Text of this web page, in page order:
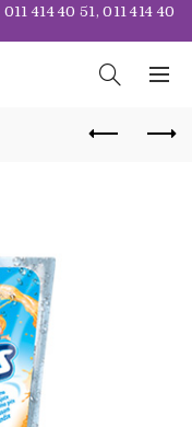
011 414 40 51,011 414 40